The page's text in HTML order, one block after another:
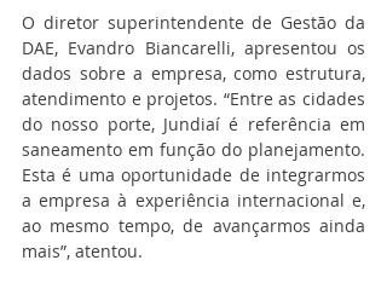
O diretor superintendente de Gestão da
DAE, Evandro Biancarelli, apresentou os
dados sobre a empresa, como estrutura,
atendimento e projetos. “Entre as cidades
do nosso porte, Jundiaí é referência em
saneamento em função do planejamento.
Esta é uma oportunidade de integrarmos
a empresa à experiência internacional e,
ao mesmo tempo, de avançarmos ainda
mais”, atentou.